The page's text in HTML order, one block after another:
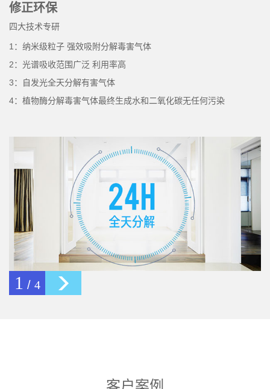
修正环保
四大技术专研
1：纳米级粒子 强效吸附分解毒害气体
2：光谱吸收范围广泛 利用率高
3：自发光全天分解有害气体
4：植物酶分解毒害气体最终生成水和二氧化碳无任何污染
2 / 4